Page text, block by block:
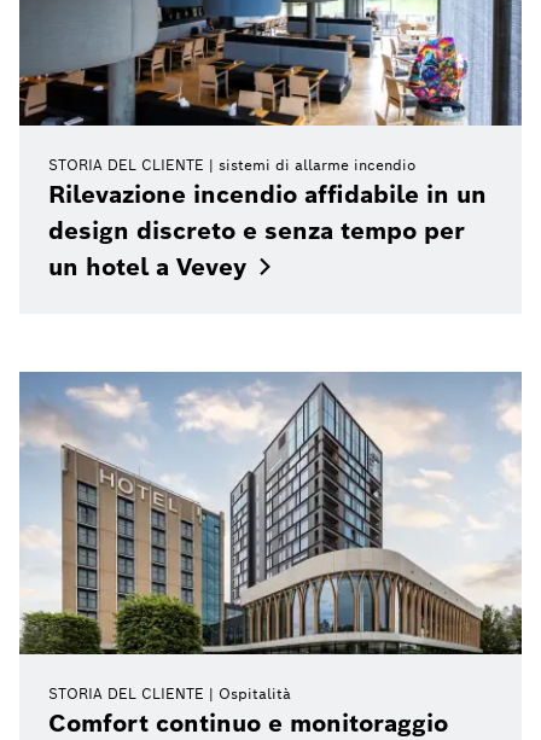
STORIA DEL CLIENTE sistemi di allarme incendio
Rilevazione incendio affidabile in un
design discreto e senza tempo per
un hotel a Vevey
STORIA DEL CLIENTE Ospitalità
Comfort continuo e monitoraggio